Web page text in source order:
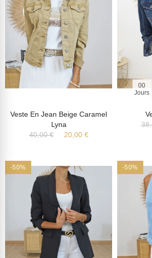
Veste En Jean Beige Caramel
Lyna
40,00 €
20,00 €
00
Jours
-50% -50%